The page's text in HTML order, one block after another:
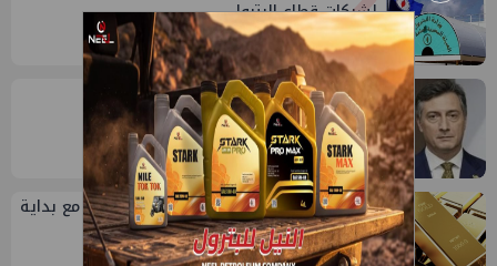
لشركات قطاع البترول
3
إيني تعين مديراً جديد لها في مصر
4
سعر الذهب اليوم في مصر يواصل الارتفاع مع بداية
تعاملات السبت